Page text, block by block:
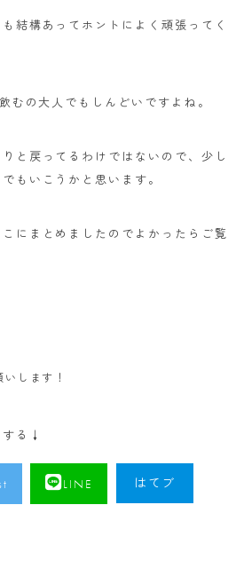
結構あってホントによく頑張ってく
むの大人でもしんどいですよね。
と戻ってるわけではないので、少し
もいこうかと思います。
にまとめましたのでよかったらご覧
します！
する↓
LINE はてブ